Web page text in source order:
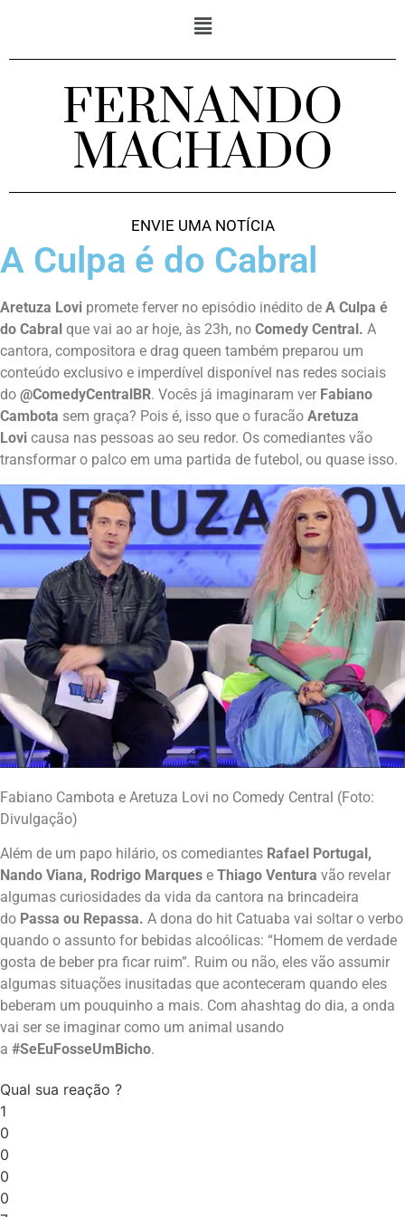
FERNANDO
MACHADO
ENVIE UMA NOTÍCIA
A Culpa é do Cabral
Aretuza Lovi promete ferver no episódio inédito de A Culpa é
do Cabral que vai ao ar hoje, às 23h, no Comedy Central . A
cantora, compositora e drag queen também preparou um
conteúdo exclusivo e imperdível disponível nas redes sociais
do @ComedyCentralBR. Vocês já imaginaram ver Fabiano
Cambota sem graça? Pois é, isso que o furacão Aretuza
Lovi causa nas pessoas ao seu redor. Os comediantes vão
transformar o palco em uma partida de futebol, ou quase isso.
Fabiano Cambota e Aretuza Lovi no Comedy Central (Foto:
Divulgação)
Além de um papo hilário, os comediantes Rafael Portugal,
Nando Viana, Rodrigo Marques e Thiago Ventura vão revelar
algumas curiosidades da vida da cantora na brincadeira
do Passa ou Repassa. A dona do hit Catuaba vai soltar o verbo
quando o assunto for bebidas alcoólicas: “Homem de verdade
gosta de beber pra ficar ruim”. Ruim ou não, eles vão assumir
algumas situações inusitadas que aconteceram quando eles
beberam um pouquinho a mais. Com ahashtag do dia, a onda
vai ser se imaginar como um animal usando
a #SeEuFosseUmBicho.
Qual sua reação ?
1
0
0
0
0